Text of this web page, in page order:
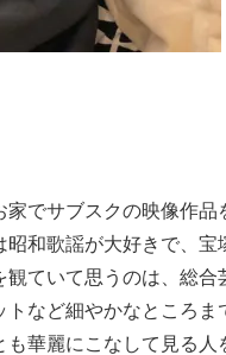
でサブスクの映像作品
和歌謡が大好きで、宝
ていて思うのは、総合
など細やかなところま
華麗にこなして見る人